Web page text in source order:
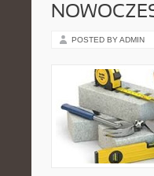
POSTED BY ADMIN